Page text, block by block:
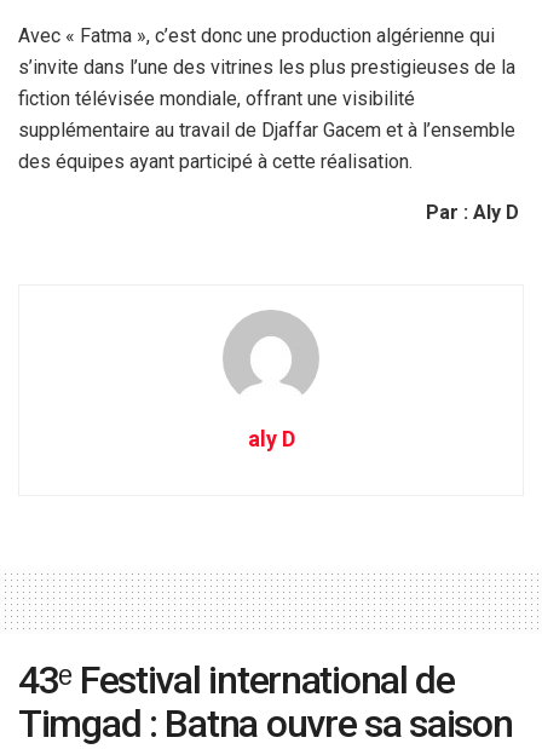
Avec « Fatma », c’est donc une production algérienne qui
s’invite dans l’une des vitrines les plus prestigieuses de la
fiction télévisée mondiale, offrant une visibilité
supplémentaire au travail de Djaffar Gacem et à l’ensemble
des équipes ayant participé à cette réalisation.
Par : Aly D
aly D
43ᵉ Festival international de
Timgad : Batna ouvre sa saison